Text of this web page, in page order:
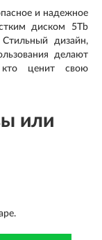
и надежное
диском 5Tb
дизайн,
делают
ценит свою
или